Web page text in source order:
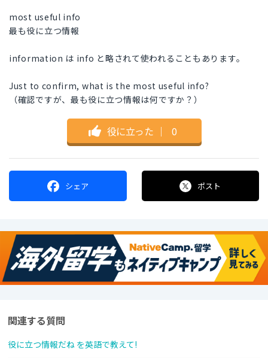
most useful info
最も役に立つ情報
information は info と略されて使われることもあります。
Just to confirm, what is the most useful info?
（確認ですが、最も役に立つ情報は何ですか？）
役に立った ｜ 0
シェア ポスト
関連する質問
役に立つ情報だね を英語で教えて!